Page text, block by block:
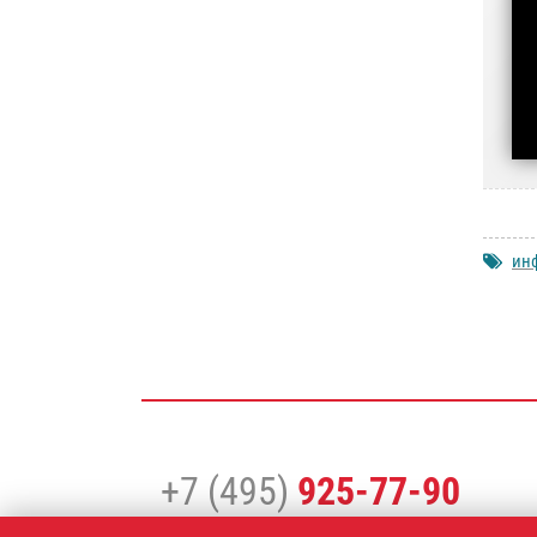
+7 (495) 925-77-90